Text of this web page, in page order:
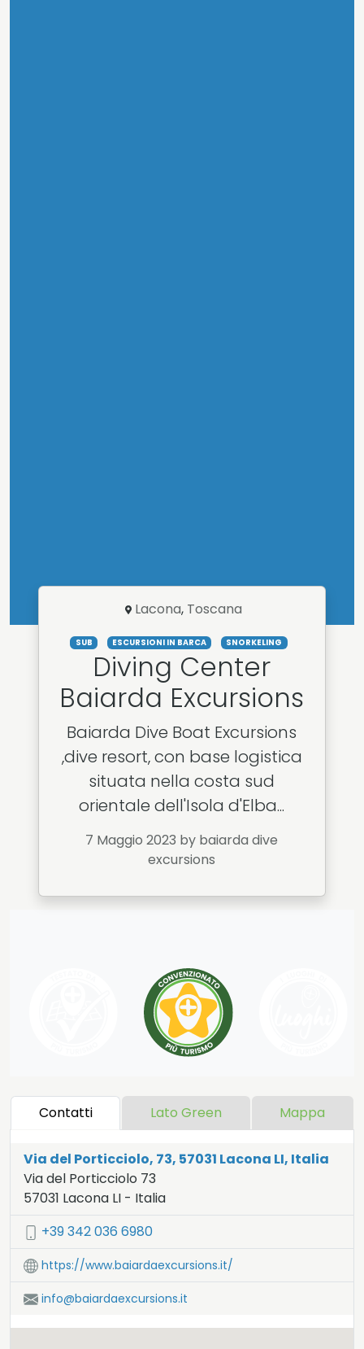
Lacona, Toscana
SUB ESCURSIONI IN BARCA SNORKELING
Diving Center
Baiarda Excursions
Baiarda Dive Boat Excursions
,dive resort, con base logistica
situata nella costa sud
orientale dell'Isola d'Elba...
7 Maggio 2023 by baiarda dive
excursions
Contatti Lato Green Mappa
Via del Porticciolo, 73, 57031 Lacona LI, Italia
Via del Porticciolo 73
57031 Lacona LI - Italia
LAT:42.76- LNG:10.318
+39 342 036 6980
https://www.baiardaexcursions.it/
info@baiardaexcursions.it